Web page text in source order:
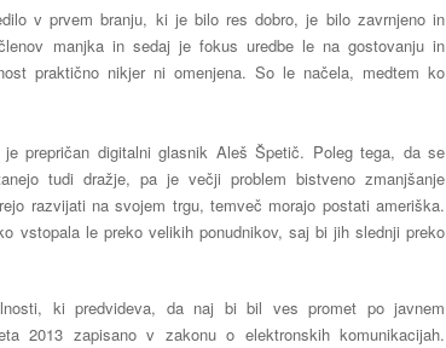
v prvem branju, ki je bilo res dobro, je bilo zavrnjeno in
manjka in sedaj je fokus uredbe le na gostovanju in
praktično nikjer ni omenjena. So le načela, medtem ko
prepričan digitalni glasnik Aleš Špetič. Poleg tega, da se
tudi dražje, pa je večji problem bistveno zmanjšanje
razvijati na svojem trgu, temveč morajo postati ameriška.
vstopala le preko velikih ponudnikov, saj bi jih slednji preko
ki predvideva, da naj bi bil ves promet po javnem
2013 zapisano v zakonu o elektronskih komunikacijah.